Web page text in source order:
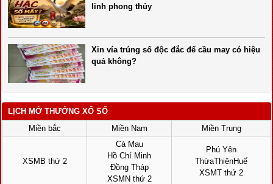
linh phong thủy
Xin vía trúng số độc đắc để cầu may có hiệu
quả không?
LỊCH MỞ THƯỞNG XỔ SỐ
Miền bắc
Miền Nam Miền Trung
XSMB thứ 2
Cà Mau
Hồ Chí Minh
Đồng Tháp
XSMN thứ 2
Phú Yên
ThừaThiênHuế
XSMT thứ 2